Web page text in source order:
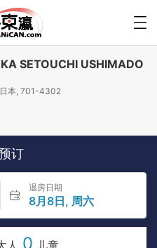
SETOUCHI USHIMADO
本, 701-4302
订
退房日期
8月8日, 周六
人 0 儿童